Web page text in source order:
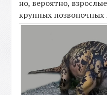
но, вероятно,
крупных позвоночных